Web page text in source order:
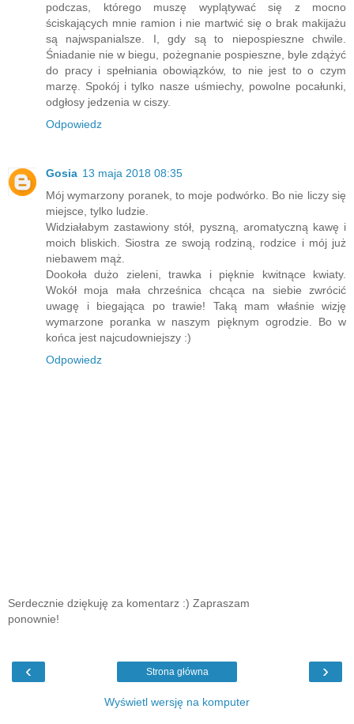
podczas, którego muszę wyplątywać się z mocno
ściskających mnie ramion i nie martwić się o brak makijażu
są najwspanialsze. I, gdy są to niepospieszne chwile.
Śniadanie nie w biegu, pożegnanie pospieszne, byle zdążyć
do pracy i spełniania obowiązków, to nie jest to o czym
marzę. Spokój i tylko nasze uśmiechy, powolne pocałunki,
odgłosy jedzenia w ciszy.
Odpowiedz
Gosia 13 maja 2018 08:35
Mój wymarzony poranek, to moje podwórko. Bo nie liczy się
miejsce, tylko ludzie.
Widziałabym zastawiony stół, pyszną, aromatyczną kawę i
moich bliskich. Siostra ze swoją rodziną, rodzice i mój już
niebawem mąż.
Dookoła dużo zieleni, trawka i pięknie kwitnące kwiaty.
Wokół moja mała chrześnica chcąca na siebie zwrócić
uwagę i biegająca po trawie! Taką mam właśnie wizję
wymarzone poranka w naszym pięknym ogrodzie. Bo w
końca jest najcudowniejszy :)
Odpowiedz
Serdecznie dziękuję za komentarz :) Zapraszam
ponownie!
‹ ›
Strona główna
Wyświetl wersję na komputer